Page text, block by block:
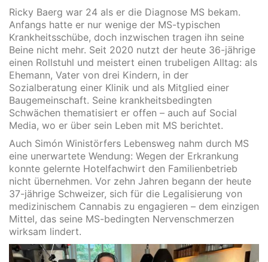
Ricky Baerg war 24 als er die Diagnose MS bekam.
Anfangs hatte er nur wenige der MS-typischen
Krankheitsschübe, doch inzwischen tragen ihn seine
Beine nicht mehr. Seit 2020 nutzt der heute 36-jährige
einen Rollstuhl und meistert einen trubeligen Alltag: als
Ehemann, Vater von drei Kindern, in der
Sozialberatung einer Klinik und als Mitglied einer
Baugemeinschaft. Seine krankheitsbedingten
Schwächen thematisiert er offen – auch auf Social
Media, wo er über sein Leben mit MS berichtet.
Auch Simón Winistörfers Lebensweg nahm durch MS
eine unerwartete Wendung: Wegen der Erkrankung
konnte gelernte Hotelfachwirt den Familienbetrieb
nicht übernehmen. Vor zehn Jahren begann der heute
37-jährige Schweizer, sich für die Legalisierung von
medizinischem Cannabis zu engagieren – dem einzigen
Mittel, das seine MS-bedingten Nervenschmerzen
wirksam lindert.